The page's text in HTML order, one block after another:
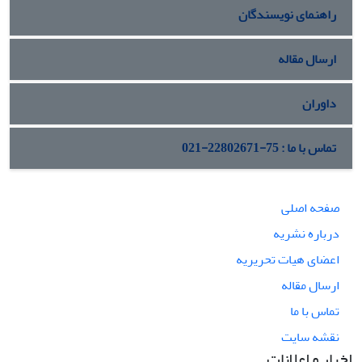
راهنمای نویسندگان
ارسال مقاله
داوران
تماس با ما : 75-22802671-021
صفحه اصلی
درباره نشریه
اعضای هیات تحریریه
ارسال مقاله
تماس با ما
نقشه سایت